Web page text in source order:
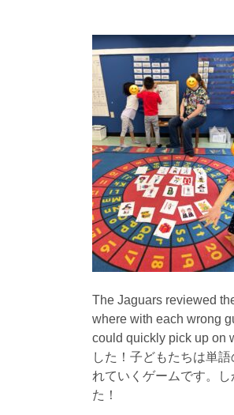
The Jaguars reviewed
where with each wrong
could quickly pick up on
した！子どもたちは単
れていくゲームです。
た！